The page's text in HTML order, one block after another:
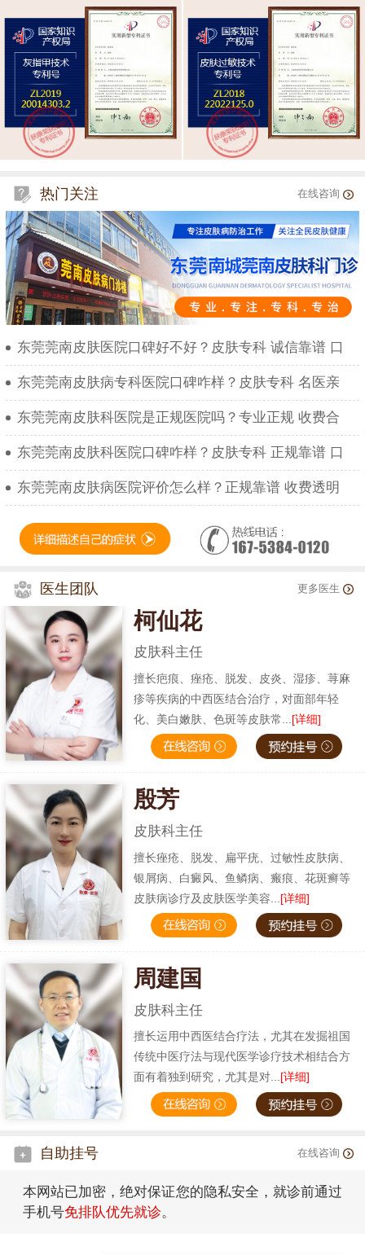
热门关注 在线咨询
东莞莞南皮肤医院口碑好不好？皮肤专科 诚信靠谱 口
东莞莞南皮肤病专科医院口碑咋样？皮肤专科 名医亲
东莞莞南皮肤科医院是正规医院吗？专业正规 收费合
东莞莞南皮肤科医院口碑咋样？皮肤专科 正规靠谱 口
东莞莞南皮肤病医院评价怎么样？正规靠谱 收费透明
医生团队 更多医生
柯仙花
皮肤科主任
擅长疤痕、痤疮、脱发、皮炎、湿疹、荨麻
疹等疾病的中西医结合治疗，对面部年轻
化、美白嫩肤、色斑等皮肤常... [详细]
殷芳
皮肤科主任
擅长痤疮、脱发、扁平疣、过敏性皮肤病、
银屑病、白癜风、鱼鳞病、瘢痕、花斑癣等
皮肤病诊疗及皮肤医学美容... [详细]
周建国
皮肤科主任
擅长运用中西医结合疗法，尤其在发掘祖国
传统中医疗法与现代医学诊疗技术相结合方
面有着独到研究，尤其是对...[详细]
自助挂号 在线咨询
本网站已加密，绝对保证您的隐私安全，就诊前通过
手机号免排队优先就诊。